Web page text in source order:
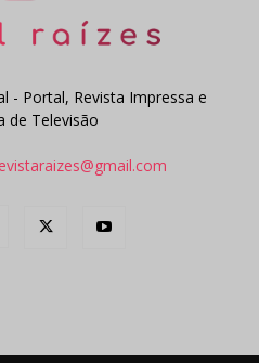
- Portal, Revista Impressa e
de Televisão